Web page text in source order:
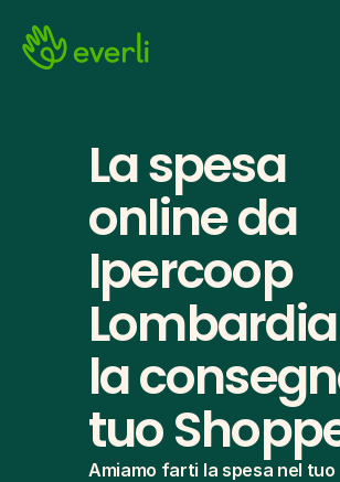
La spesa
online da
Ipercoop
la
tuo
Amiamo farti la spesa nel tuo